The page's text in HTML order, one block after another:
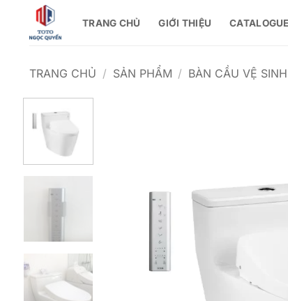
TRANG CHỦ GIỚI THIỆU
TRANG CHỦ / SẢN PHẨM / BÀN CẦU VỆ SINH